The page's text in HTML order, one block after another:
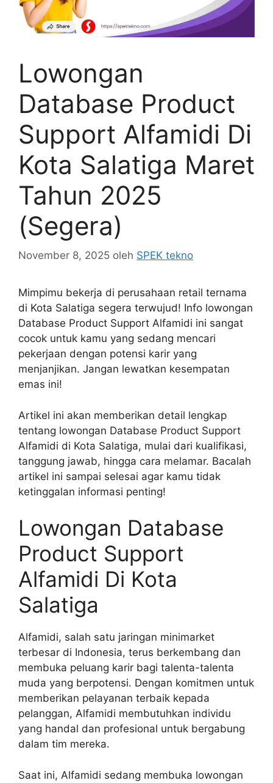
Lowongan
Database Product
Support Alfamidi Di
Kota Salatiga Maret
Tahun 2025
(Segera)
November 8, 2025 oleh SPEK tekno
Mimpimu bekerja di perusahaan retail ternama
di Kota Salatiga segera terwujud! Info lowongan
Database Product Support Alfamidi ini sangat
cocok untuk kamu yang sedang mencari
pekerjaan dengan potensi karir yang
menjanjikan. Jangan lewatkan kesempatan
emas ini!
Artikel ini akan memberikan detail lengkap
tentang lowongan Database Product Support
Alfamidi di Kota Salatiga, mulai dari kualifikasi,
tanggung jawab, hingga cara melamar. Bacalah
artikel ini sampai selesai agar kamu tidak
ketinggalan informasi penting!
Lowongan Database
Product Support
Alfamidi Di Kota
Salatiga
Alfamidi, salah satu jaringan minimarket
terbesar di Indonesia, terus berkembang dan
membuka peluang karir bagi talenta-talenta
muda yang berpotensi. Dengan komitmen untuk
memberikan pelayanan terbaik kepada
pelanggan, Alfamidi membutuhkan individu
yang handal dan profesional untuk bergabung
dalam tim mereka.
Saat ini, Alfamidi sedang membuka lowongan